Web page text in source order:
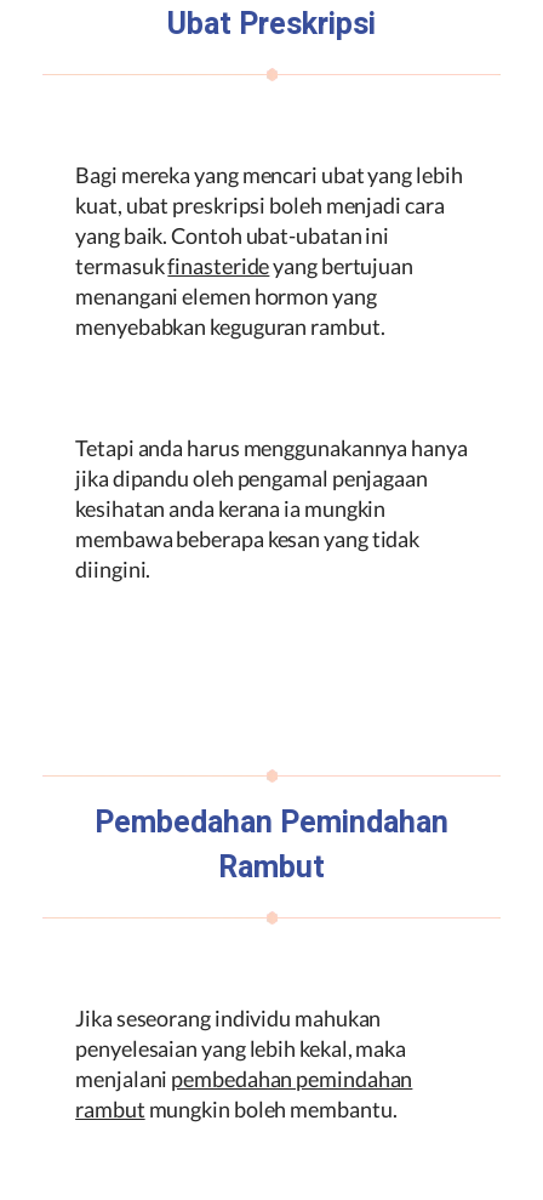
Ubat Preskripsi
Bagi mereka yang mencari ubat yang lebih
kuat, ubat preskripsi boleh menjadi cara
yang baik. Contoh ubat-ubatan ini
termasukfinasterideyang bertujuan
menangani elemen hormon yang
menyebabkan keguguran rambut.
Tetapi anda harus menggunakannya hanya
jika dipandu oleh pengamal penjagaan
kesihatan anda kerana ia mungkin
membawa beberapa kesan yang tidak
diingini.
Pembedahan Pemindahan
Rambut
Jika seseorang individu mahukan
penyelesaian yang lebih kekal, maka
menjalani pembedahan pemindahan
rambut mungkin boleh membantu.